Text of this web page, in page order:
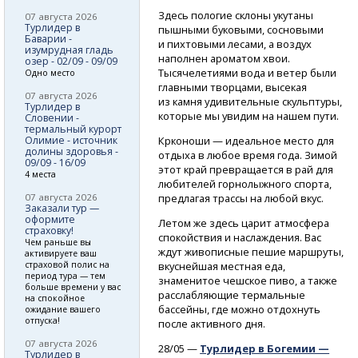
Здесь пологие склоны укутаны
пышными буковыми, сосновыми
и пихтовыми лесами, а воздух
наполнен ароматом хвои.
Тысячелетиями вода и ветер были
главными творцами, высекая
из камня удивительные скульптуры,
которые мы увидим на нашем пути.
Крконоши — идеальное место для
отдыха в любое время года. Зимой
этот край превращается в рай для
любителей горнолыжного спорта,
предлагая трассы на любой вкус.
Летом же здесь царит атмосфера
спокойствия и наслаждения. Вас
ждут живописные пешие маршруты,
вкуснейшая местная еда,
знаменитое чешское пиво, а также
расслабляющие термальные
бассейны, где можно отдохнуть
после активного дня.
28/05 — Турлидер в Богемии —
07 августа 2026
Турлидер в
Баварии -
изумрудная гладь
озер - 02/09 - 09/09
Одно место
07 августа 2026
Турлидер в
Словении -
термальный курорт
Олимие - источник
долины здоровья -
09/09 - 16/09
4 места
07 августа 2026
Заказали тур —
оформите
страховку!
Чем раньше вы
активируете ваш
страховой полис на
период тура — тем
больше времени у вас
на спокойное
ожидание вашего
отпуска!
07 августа 2026
Турлидер в